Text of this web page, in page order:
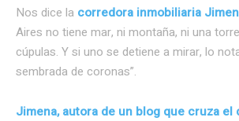
Nos dice la corredora inmobiliaria
Aires no tiene mar, ni montaña, ni una
cúpulas. Y si uno se detiene a mirar, lo
sembrada de coronas”.
Jimena, autora de un blog que cruza el